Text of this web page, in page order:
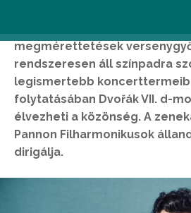
megmérettetések
rendszeresen áll színpadra
legismertebb
folytatásában Dvořák VII. d-
élvezheti a közönség. A
Pannon Filharmonikusok
dirigálja.